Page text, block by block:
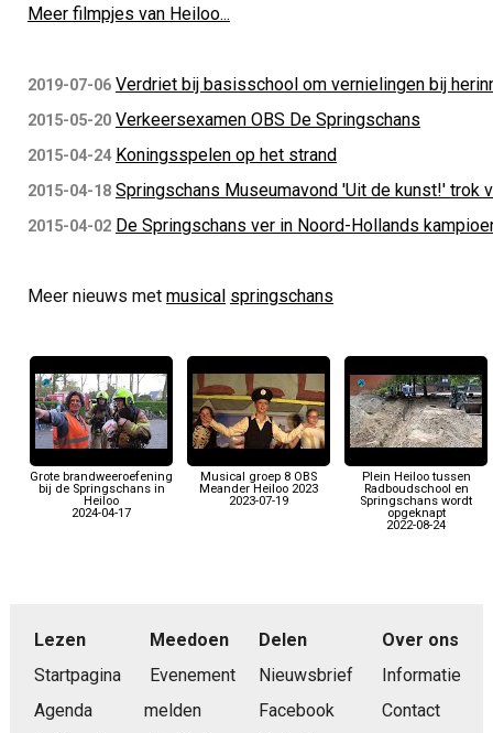
Meer filmpjes van Heiloo...
2019-07-06 Verdriet bij basisschool om vernielingen bij
2015-05-20 Verkeersexamen OBS De Springschans
2015-04-24 Koningsspelen op het strand
2015-04-18 Springschans Museumavond 'Uit de kunst!' trok
2015-04-02 De Springschans ver in Noord-Hollands
Meer nieuws met musical springschans
Grote brandweeroefening
bij de Springschans in
Heiloo
2024-04-17
Musical groep 8 OBS
Meander Heiloo 2023
2023-07-19
Plein Heiloo tussen
Radboudschool en
Springschans wordt
opgeknapt
2022-08-24
Lezen
Startpagina
Agenda
Meedoen
Evenement
melden
Delen
Nieuwsbrief
Facebook
Over ons
Informatie
Contact